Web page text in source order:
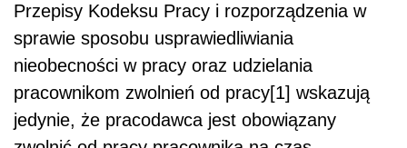
Przepisy Kodeksu Pracy i rozporządzenia w
sprawie sposobu usprawiedliwiania
nieobecności w pracy oraz udzielania
pracownikom zwolnień od pracy[1] wskazują
jedynie, że pracodawca jest obowiązany